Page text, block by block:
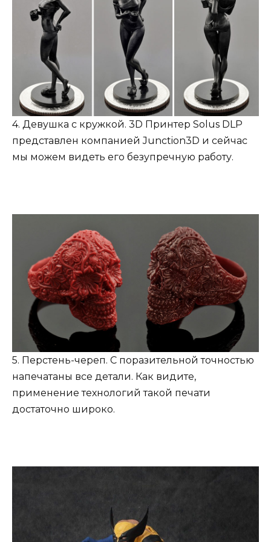
4. Девушка с кружкой. 3D Принтер Solus DLP
представлен компанией Junction3D и сейчас
мы можем видеть его безупречную работу.
5. Перстень-череп. С поразительной точностью
напечатаны все детали. Как видите,
применение технологий такой печати
достаточно широко.